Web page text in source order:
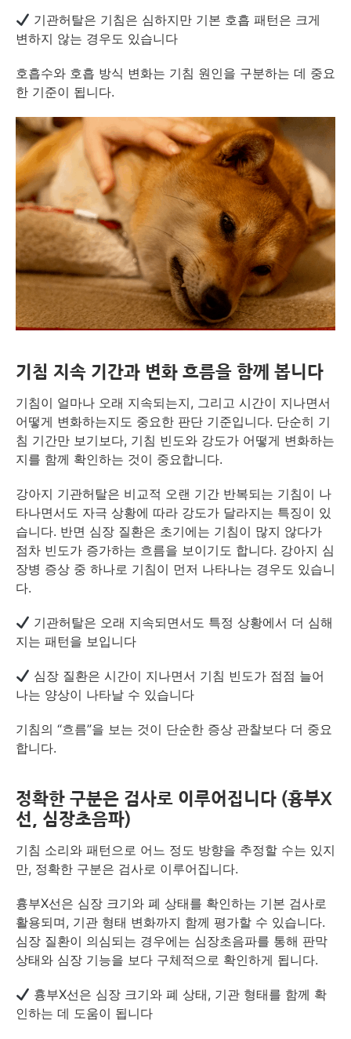
기관허탈은 기침은 심하지만 기본 호흡 패턴은 크게
변하지 않는 경우도 있습니다
호흡수와 호흡 방식 변화는 기침 원인을 구분하는 데 중요
한 기준이 됩니다.
기침 지속 기간과 변화 흐름을 함께 봅니다
기침이 얼마나 오래 지속되는지, 그리고 시간이 지나면서
어떻게 변화하는지도 중요한 판단 기준입니다. 단순히 기
침 기간만 보기보다, 기침 빈도와 강도가 어떻게 변화하는
지를 함께 확인하는 것이 중요합니다.
강아지 기관허탈은 비교적 오랜 기간 반복되는 기침이 나
타나면서도 자극 상황에 따라 강도가 달라지는 특징이 있
습니다. 반면 심장 질환은 초기에는 기침이 많지 않다가
점차 빈도가 증가하는 흐름을 보이기도 합니다. 강아지 심
장병 증상 중 하나로 기침이 먼저 나타나는 경우도 있습니
다.
기관허탈은 오래 지속되면서도 특정 상황에서 더 심해
지는 패턴을 보입니다
심장 질환은 시간이 지나면서 기침 빈도가 점점 늘어
나는 양상이 나타날 수 있습니다
기침의 “흐름”을 보는 것이 단순한 증상 관찰보다 더 중요
합니다.
정확한 구분은 검사로 이루어집니다 (흉부X
선, 심장초음파)
기침 소리와 패턴으로 어느 정도 방향을 추정할 수는 있지
만, 정확한 구분은 검사로 이루어집니다.
흉부X선은 심장 크기와 폐 상태를 확인하는 기본 검사로
활용되며, 기관 형태 변화까지 함께 평가할 수 있습니다.
심장 질환이 의심되는 경우에는 심장초음파를 통해 판막
상태와 심장 기능을 보다 구체적으로 확인하게 됩니다.
흉부X선은 심장 크기와 폐 상태, 기관 형태를 함께 확
인하는 데 도움이 됩니다